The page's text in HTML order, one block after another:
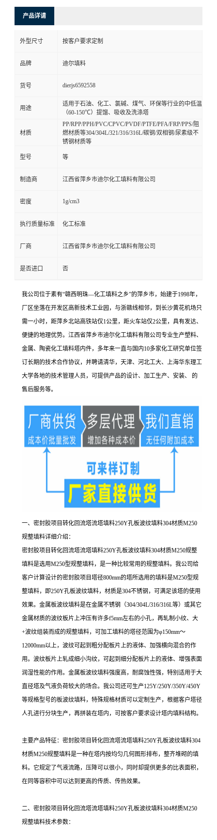
产品详请
外型尺寸 按客户要求定制
品牌 迪尔填料
货号 dierjs6592558
用途
适用于石油、化工、氯碱、煤气、环保等行业的中低温
（60-150℃）提馏、吸收及洗涤塔
材质
PP/RPP/PPH/PVC/CPVC/PVDF/PTFE/PFA/FRP/PPS/阻
燃材质等304/304L/321/316/316L/碳钢/双相钢/尿素级不
锈钢材质等
型号 等
制造商 江西省萍乡市迪尔化工填料有限公司
密度 1g/cm3
执行质量标准 化工标准
厂商 江西省萍乡市迪尔化工填料有限公司
是否进口 否
我公司位于素有“赣西明珠—化工填料之乡”的萍乡市，始建于1998年，
厂区坐落在开发区高新技术工业园，与浙赣线相邻，到长沙黄花机场只
需一小时，距萍乡北站高铁站仅1公里，距火车站仅2公里，具有发达、
便捷的地理优势。江西省萍乡市迪尔化工填料有限公司专业生产塑料、
金属、陶瓷化工填料塔内件，多年来一直与国内10多家化工研究单位签
订长期的技术合作协议，并聘请清华，天津、河北工大、上海华东理工
大学各地的技术管理人员，可提供产品的设计、加工生产、安装、 的
售后服务等。
一、密封胶项目转化回流塔流塔填料250Y孔板波纹填料304材质M250
规整填料详细介绍：
密封胶项目转化回流塔流塔填料250Y孔板波纹填料304材质M250规整
填料是选用M250型规整填料，是一种比较常用的规整填料。我公司给
客户计算设计的密封胶项目塔径800mm的塔所选用的填料是M250型规
整填料，即250Y孔板波纹填料，材质是304不锈钢，可满足该塔的使用
效果。金属板波纹填料是在金属不锈钢（304/304L/316/316L等）或其它
金属材质的波纹板片上冲压有许多f5mm左右的小孔，再轧制小纹、大
+波纹组装而成的规整填料，可加工填料的塔径范围为φ150mm～
12000mm以上，波纹可起到粗分配板片上的液体、加强横向混合的作
用。波纹板片上轧成细小沟纹，可起到细分配板片上的液体、增强表面
润湿性能的作用。金属板波纹填料强度高，耐腐蚀性强，特别适用于大
直径塔及气液负荷较大的场合。我公司还可生产125Y/250Y/350Y/450Y
等规格型号的板波纹填料，特殊规格材质可以定制生产，根据客户塔径
人孔进行分块生产，再拼装在塔内，可按客户要求设计塔内填料结构。
主要产品特征：密封胶项目转化回流塔流塔填料250Y孔板波纹填料304
材质M250规整填料是一种在塔内按均匀几何图形排布，整齐堆砌的填
料。它规定了气液流路，压降可以很小，同时却提供更多的比表面积，
在同等容积中可以达到更高的传质、传热效果。
二、密封胶项目转化回流塔流塔填料250Y孔板波纹填料304材质M250
规整填料技术参数：